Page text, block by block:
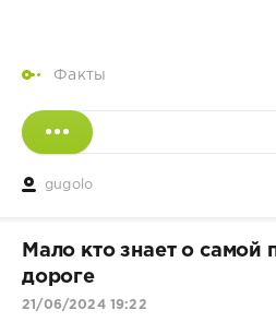
Факты
gugolo
Мало кто знает о самой
дороге
21/06/2024 19:22